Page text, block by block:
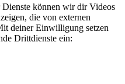
können wir dir Videos
die von externen
deiner Einwilligung setzen
Drittdienste ein: